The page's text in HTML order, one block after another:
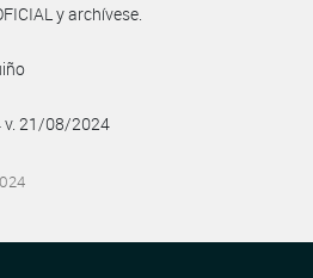
y archívese.
v. 21/08/2024